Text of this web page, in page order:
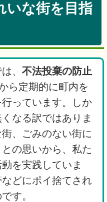
いな街を目指
、 不法投棄の防止
ら定期的に町内を
っています。しか
なる訳ではありま
、ごみのない街に
の思いから、私た
を実践していま
どにポイ捨てされ
す。